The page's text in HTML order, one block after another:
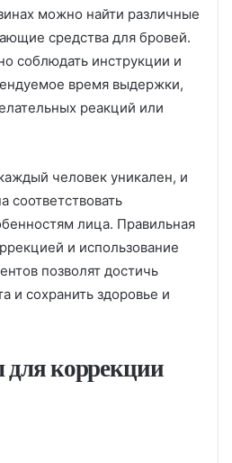
можно найти различные
средства для бровей.
соблюдать инструкции и
время выдержки,
реакций или
человек уникален, и
соответствовать
лица. Правильная
и использование
позволят достичь
и сохранить здоровье и
коррекции